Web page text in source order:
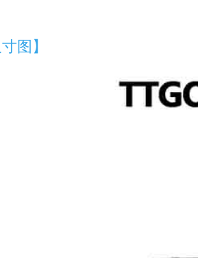
寸图】